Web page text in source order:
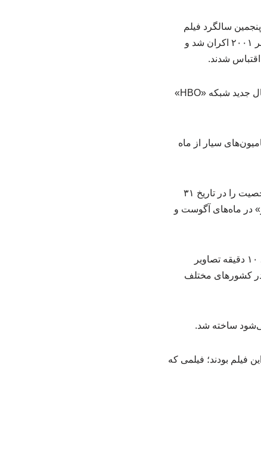
سالگرد فیلم
«هری پاتر و سنگ جادو» اعلام کرده است؛ این فیلم به کارگردانی کریس کلمبوس در تاریخ ۱۶ نوامبر ۲۰۰۱ اکران شد و
شدند.
این مجموعه فیلم سینمایی تاکنون بیش از ۷.۷ میلیارد دلار فروش جهانی داشته و قرار است با سریال جدید شبکه «HBO»
کامیون‌های سیار از ماه
در ادامه هم مکان‌های رسمی هری پاتر و فروشگاه‌های خرده‌فروشی در سراسر جهان، تولد این شخصیت را در تاریخ ۳۱
در ماه‌های آگوست و
این سالگرد با نمایش‌های سینمایی فیلم نخست هری پاتر نیز همراه خواهد بود؛ نمایش‌هایی که شامل ۱۰ دقیقه تصاویر
دیده نشده‌اند. این اکران‌ها از ۲۷ آگوست تا ۳ سپتامبر در کشورهای مختلف
ساخته شد.
فیلم بودند؛ فیلمی که